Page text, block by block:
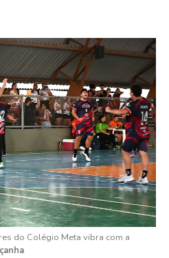
do Colégio Meta vibra com a